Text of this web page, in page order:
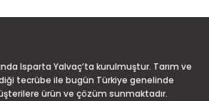
71,14 TL
Isparta Yalvaç’ta kurulmuştur. Tarım ve
tecrübe ile bugün Türkiye genelinde
ürün ve çözüm sunmaktadır.